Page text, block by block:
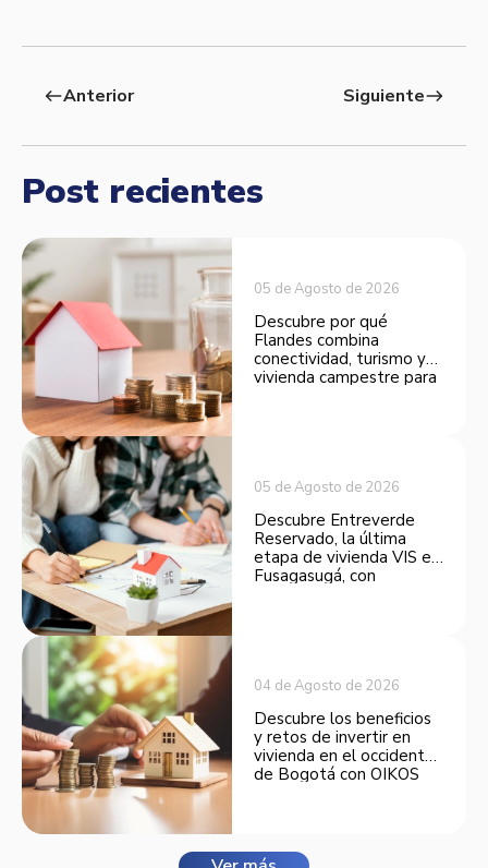
westAnterior Siguienteeast
Post recientes
05 de Agosto de 2026
Descubre por qué
Flandes combina
conectividad, turismo y
vivienda campestre para
05 de Agosto de 2026
Descubre Entreverde
Reservado, la última
etapa de vivienda VIS en
Fusagasugá, con
04 de Agosto de 2026
Descubre los beneficios
y retos de invertir en
vivienda en el occidente
de Bogotá con OIKOS